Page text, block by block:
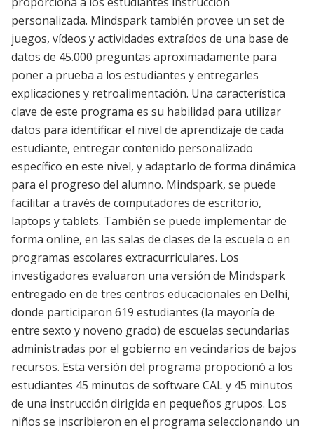
personalizada. Mindspark también provee un set de
juegos, vídeos y actividades extraídos de una base de
datos de 45.000 preguntas aproximadamente para
poner a prueba a los estudiantes y entregarles
explicaciones y retroalimentación. Una característica
clave de este programa es su habilidad para utilizar
datos para identificar el nivel de aprendizaje de cada
estudiante, entregar contenido personalizado
específico en este nivel, y adaptarlo de forma dinámica
para el progreso del alumno. Mindspark, se puede
facilitar a través de computadores de escritorio,
laptops y tablets. También se puede implementar de
forma online, en las salas de clases de la escuela o en
programas escolares extracurriculares. Los
investigadores evaluaron una versión de Mindspark
entregado en de tres centros educacionales en Delhi,
donde participaron 619 estudiantes (la mayoría de
entre sexto y noveno grado) de escuelas secundarias
administradas por el gobierno en vecindarios de bajos
recursos. Esta versión del programa propocionó a los
estudiantes 45 minutos de software CAL y 45 minutos
de una instrucción dirigida en pequeños grupos. Los
niños se inscribieron en el programa seleccionando un